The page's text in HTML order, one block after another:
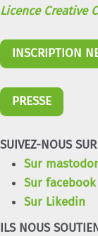
Licence Creative
INSCRIPTION
PRESSE
SUIVEZ-NOUS
Sur
Sur facebook
Sur Likedin
ILS NOUS